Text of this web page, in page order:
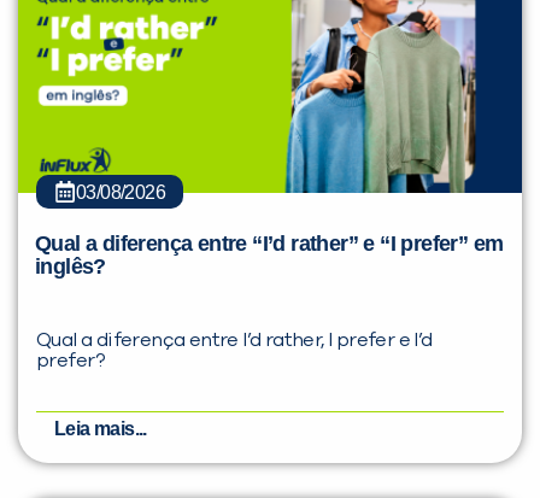
03/08/2026
Qual a diferença entre “I’d rather” e “I prefer” em
inglês?
Qual a diferença entre I’d rather, I prefer e I’d
prefer?
Leia mais...